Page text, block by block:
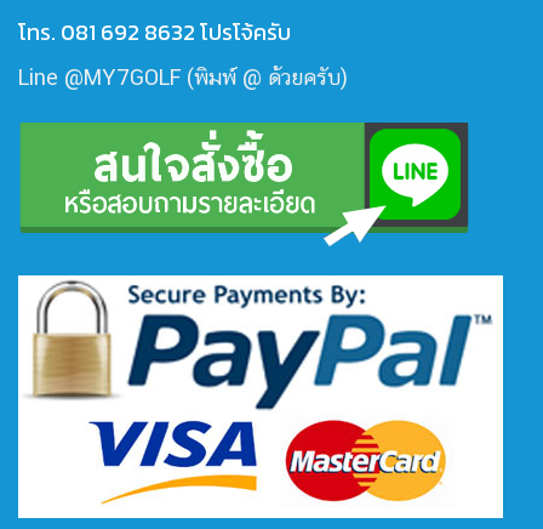
โทร. 081 692 8632 โปรโจ้ครับ
Line @MY7GOLF (พิมพ์ @ ด้วยครับ)